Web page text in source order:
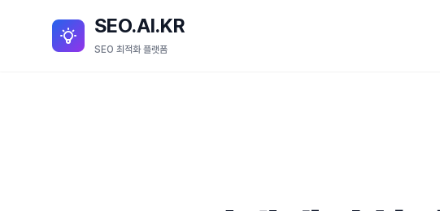
SEO.AI.KR
SEO 최적화 플랫폼